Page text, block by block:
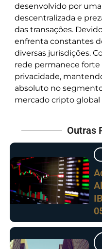
desenvolvido por
descentralizada e
das transações.
enfrenta constantes
diversas jurisdições.
rede permanece
privacidade,
absoluto no
mercado cripto global
Outras